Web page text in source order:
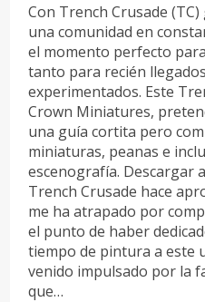
Con Trench Crusade
una comunidad en
el momento perfecto
tanto para recién
experimentados. Este
Crown Miniatures,
una guía cortita pero
miniaturas, peanas e
escenografía. Descargar
Trench Crusade hace
me ha atrapado por
el punto de haber
tiempo de pintura a este
venido impulsado por la
que…